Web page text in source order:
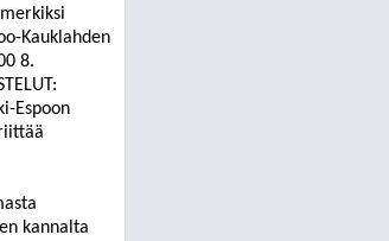
Kauklahden
8.
Espoon
kannalta